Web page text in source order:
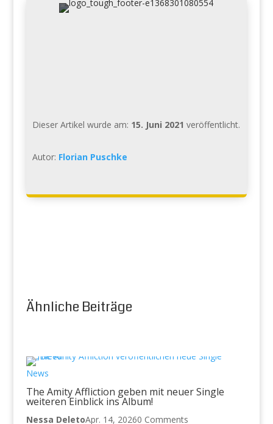
Dieser Artikel wurde am: 15. Juni 2021 veröffentlicht.
Autor: Florian Puschke
Ähnliche Beiträge
News
The Amity Affliction geben mit neuer Single
weiteren Einblick ins Album!
Nessa DeletoApr. 14, 20260 Comments